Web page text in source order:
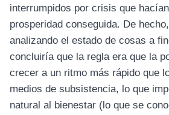
interrumpidos por crisis que
prosperidad conseguida. De
analizando el estado de cosas a
concluiría que la regla era que la
crecer a un ritmo más rápido que
medios de subsistencia, lo que
natural al bienestar (lo que se